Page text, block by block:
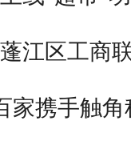
江区工商
家携手触